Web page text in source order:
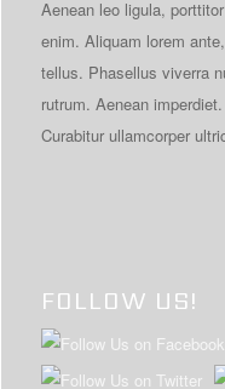
Aenean leo ligula,
enim. Aliquam lorem
tellus. Phasellus viverra
rutrum. Aenean
Curabitur ullamcorper
FOLLOW US!